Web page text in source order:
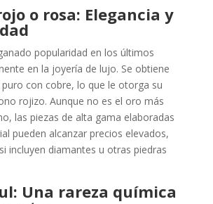
o rosa: Elegancia y
popularidad en los últimos
en la joyería de lujo. Se obtiene
con cobre, lo que le otorga su
rojizo. Aunque no es el oro más
las piezas de alta gama elaboradas
pueden alcanzar precios elevados,
incluyen diamantes u otras piedras
Una rareza química